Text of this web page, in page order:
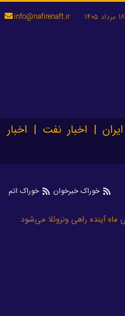
info@nafirenaft.ir
| اخبار نفت | اخبار
خوراک خبرخوان خوراک اتم
ماه آینده راهی ونزوئلا می‌شود